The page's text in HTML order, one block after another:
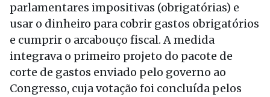
parlamentares impositivas (obrigatórias) e
usar o dinheiro para cobrir gastos obrigatórios
e cumprir o arcabouço fiscal. A medida
integrava o primeiro projeto do pacote de
corte de gastos enviado pelo governo ao
Congresso, cuja votação foi concluída pelos